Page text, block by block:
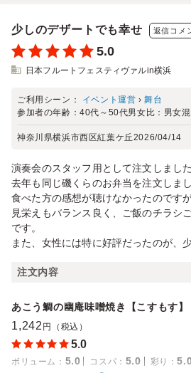
少しのデザートでも幸せ 返信コメ
5.0
日本フルートフェスティヴァルin横浜
ご利用シーン： イベント運営 ›舞台
参加者の年齢：40代～50代男女比： 男女
神奈川県横浜市西区紅葉ケ丘2026/04/14
演奏会のスタッフ用として注文しました
去年も同じ磯くらのお弁当を注文しまし
食べた方の感想が聴けなかったのですが
見栄えもバランス良く、ご飯のチラシ
です。
また、女性には特に好評だったのが、
注文内容
あこう鯛の幽庵味噌焼き【こすもす】
1,242 円（税込）
5.0
ボリューム ： 5.0 コスパ ： 5.0 彩り ：5.0